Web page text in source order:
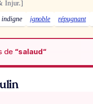
Injur.]
indigne ignoble répugnant
de “salaud“